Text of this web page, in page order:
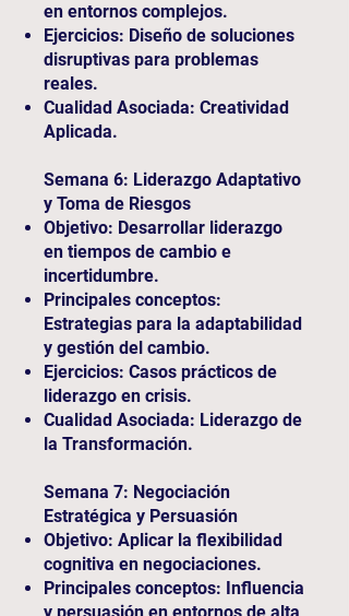
en entornos complejos.
Ejercicios: Diseño de soluciones
disruptivas para problemas
reales.
Cualidad Asociada: Creatividad
Aplicada.
Semana 6: Liderazgo Adaptativo
y Toma de Riesgos
Objetivo: Desarrollar liderazgo
en tiempos de cambio e
incertidumbre.
Principales conceptos:
Estrategias para la adaptabilidad
y gestión del cambio.
Ejercicios: Casos prácticos de
liderazgo en crisis.
Cualidad Asociada: Liderazgo de
la Transformación.
Semana 7: Negociación
Estratégica y Persuasión
Objetivo: Aplicar la flexibilidad
cognitiva en negociaciones.
Principales conceptos: Influencia